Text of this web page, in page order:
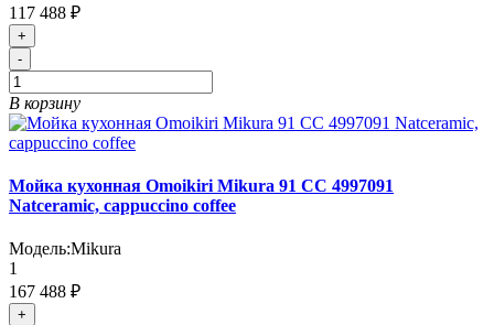
117 488 ₽
+
-
В корзину
Мойка кухонная Omoikiri Mikura 91 СС 4997091
Natceramic, cappuccino coffee
Модель:Mikura
1
167 488 ₽
+